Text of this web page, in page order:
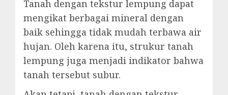
Tanah dengan tekstur lempung dapat
mengikat berbagai mineral dengan
baik sehingga tidak mudah terbawa air
hujan. Oleh karena itu, strukur tanah
lempung juga menjadi indikator bahwa
tanah tersebut subur.